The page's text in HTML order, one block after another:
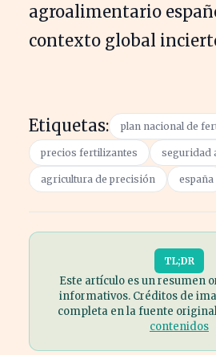
agroalimentario
contexto global
Etiquetas: plan nacional de
precios fertilizantes seguridad
agricultura de precisión españa
TL;DR
Este artículo es un resumen
informativos. Créditos de
completa en la fuente
contenidos